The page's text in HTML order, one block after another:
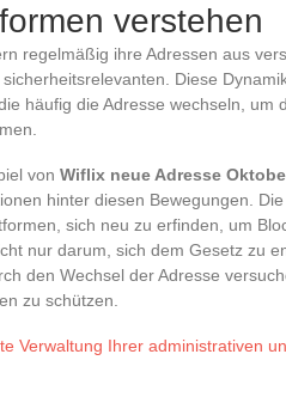
verstehen
regelmäßig ihre Adressen aus
Diese
die häufig die Adresse wechseln,
von Wiflix neue Adresse
hinter diesen Bewegungen.
sich neu zu erfinden, um
nur darum, sich dem Gesetz zu
den Wechsel der Adresse
zu schützen.
Verwaltung Ihrer administrativen